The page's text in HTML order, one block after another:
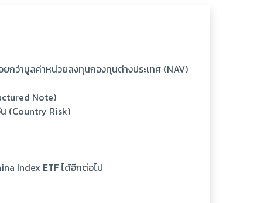
กว่ามูลค่าหน่วยลงทุนกองทุนต่างประเทศ (NAV)
Note)
น (Country Risk)
Index ETF ได้อีกต่อไป